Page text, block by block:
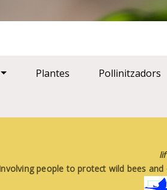
Plantes Pollinitzadors
people to protect wild bees